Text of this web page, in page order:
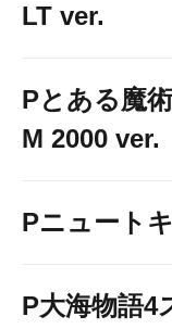
LT ver.
Pとある魔
M 2000 ver.
Pニュート
P大海物語4